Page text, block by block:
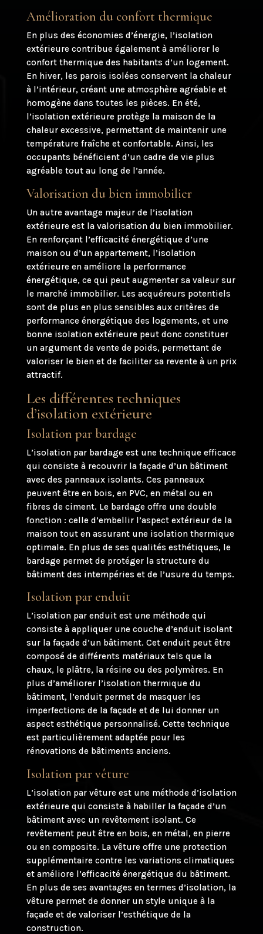
Amélioration du confort thermique
En plus des économies d’énergie, l’isolation
extérieure contribue également à améliorer le
confort thermique des habitants d’un logement.
En hiver, les parois isolées conservent la chaleur
à l’intérieur, créant une atmosphère agréable et
homogène dans toutes les pièces. En été,
l’isolation extérieure protège la maison de la
chaleur excessive, permettant de maintenir une
température fraîche et confortable. Ainsi, les
occupants bénéficient d’un cadre de vie plus
agréable tout au long de l’année.
Valorisation du bien immobilier
Un autre avantage majeur de l’isolation
extérieure est la valorisation du bien immobilier.
En renforçant l’efficacité énergétique d’une
maison ou d’un appartement, l’isolation
extérieure en améliore la performance
énergétique, ce qui peut augmenter sa valeur sur
le marché immobilier. Les acquéreurs potentiels
sont de plus en plus sensibles aux critères de
performance énergétique des logements, et une
bonne isolation extérieure peut donc constituer
un argument de vente de poids, permettant de
valoriser le bien et de faciliter sa revente à un prix
attractif.
Les différentes techniques
d’isolation extérieure
Isolation par bardage
L’isolation par bardage est une technique efficace
qui consiste à recouvrir la façade d’un bâtiment
avec des panneaux isolants. Ces panneaux
peuvent être en bois, en PVC, en métal ou en
fibres de ciment. Le bardage offre une double
fonction : celle d’embellir l’aspect extérieur de la
maison tout en assurant une isolation thermique
optimale. En plus de ses qualités esthétiques, le
bardage permet de protéger la structure du
bâtiment des intempéries et de l’usure du temps.
Isolation par enduit
L’isolation par enduit est une méthode qui
consiste à appliquer une couche d’enduit isolant
sur la façade d’un bâtiment. Cet enduit peut être
composé de différents matériaux tels que la
chaux, le plâtre, la résine ou des polymères. En
plus d’améliorer l’isolation thermique du
bâtiment, l’enduit permet de masquer les
imperfections de la façade et de lui donner un
aspect esthétique personnalisé. Cette technique
est particulièrement adaptée pour les
rénovations de bâtiments anciens.
Isolation par vêture
L’isolation par vêture est une méthode d’isolation
extérieure qui consiste à habiller la façade d’un
bâtiment avec un revêtement isolant. Ce
revêtement peut être en bois, en métal, en pierre
ou en composite. La vêture offre une protection
supplémentaire contre les variations climatiques
et améliore l’efficacité énergétique du bâtiment.
En plus de ses avantages en termes d’isolation, la
vêture permet de donner un style unique à la
façade et de valoriser l’esthétique de la
construction.